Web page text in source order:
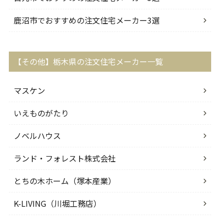
鹿沼市でおすすめの注文住宅メーカー3選
【その他】栃木県の注文住宅メーカー一覧
マスケン
いえものがたり
ノベルハウス
ランド・フォレスト株式会社
とちの木ホーム（塚本産業）
K-LIVING（川堀工務店）